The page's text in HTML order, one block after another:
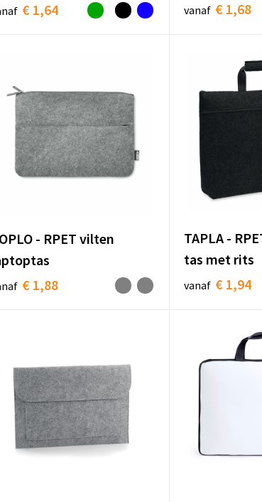
€ 1,64 vanaf € 1,68
- RPET vilten
€ 1,88
TAPLA -
tas met rits
vanaf € 1,94